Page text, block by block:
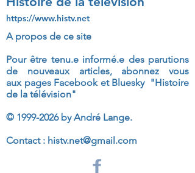
https://www.histv.net
A propos de ce site
Pour être tenu.e informé.e des parutions
de nouveaux articles, abonnez vous
aux pages Facebook et Bluesky "Histoire
de la télévision"
© 1999-2026by André Lange.
Contact : histv.net@gmail.com